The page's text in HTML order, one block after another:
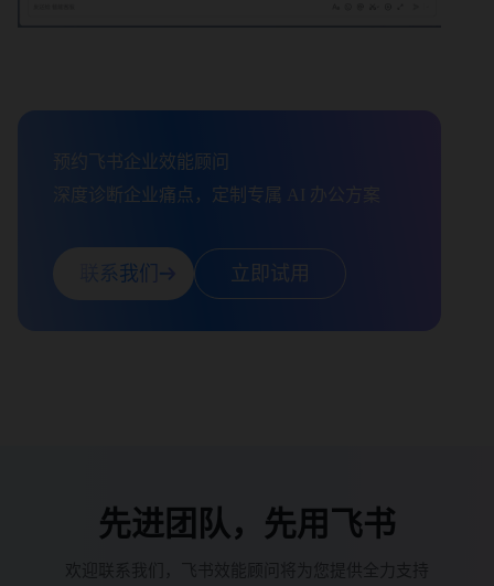
预约飞书企业效能顾问
深度诊断企业痛点，定制专属 AI 办公方案
联系我们 立即试用
先进团队，先用飞书